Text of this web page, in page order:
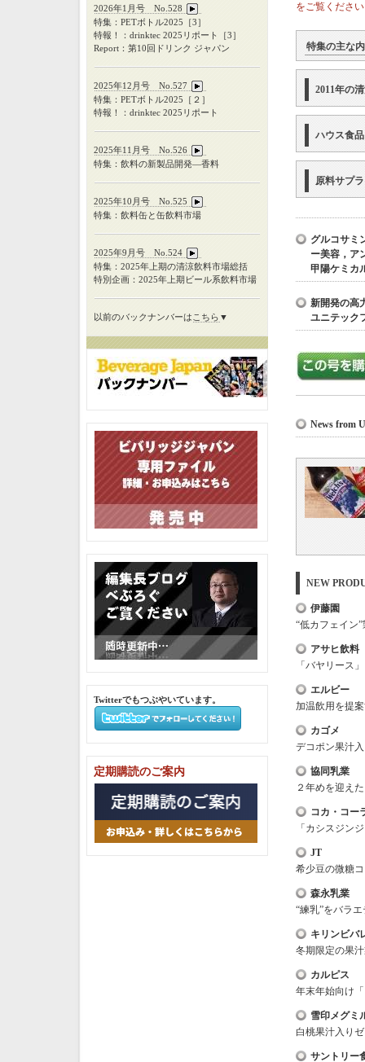
をご覧くださ
特集の主な
2011年の
ハウス食
原料サプ
グルコサミ
ー美容，ア
甲陽ケミカ
新開発の高
ユニテック
News from
NEW
伊藤園
“低カフェイン
アサヒ飲料
「バヤリース
エルビー
加温飲用を提
カゴメ
デコポン果汁
協同乳業
２年めを迎え
コカ・コー
「カシスジン
JT
希少豆の微糖
森永乳業
“練乳”をバラ
キリンビバ
冬期限定の果
カルピス
年末年始向け
雪印メグミ
白桃果汁入り
サントリー
2026年1月号 No.528
特集：PETボトル2025［3］
特報！：drinktec 2025リポート［3］
Report：第10回ドリンク ジャパン
2025年12月号 No.527
特集：PETボトル2025
［２］
特報！：drinktec 2025 リポート
2025年11月号 No.526
特集：飲料の新製品開発―香料
2025年10月号 No.525
特集：飲料缶と缶飲料市場
2025年9月号 No.524
特集：2025年上期の清涼飲料市場総括
特別企画：2025年上期ビール系飲料市場
以前のバックナンバーは こちら ▼
Twitterでもつぶやいています。
定期購読のご案内